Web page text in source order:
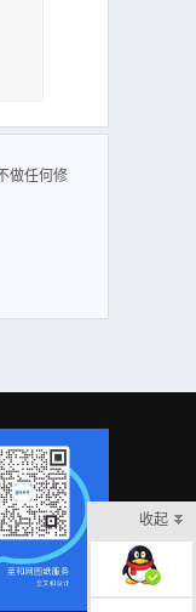
做任何修
收起
在线客服